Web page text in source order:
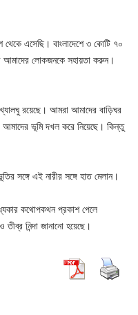
থেকে এসেছি। বাংলাদেশে ৩ কোটি ৭০
আমাদের লোকজনকে সহায়তা করুন।
রয়েছে। আমরা আমাদের বাড়িঘর
আমাদের ভূমি দখল করে নিয়েছে। কিন্তু
সঙ্গে এই নারীর সঙ্গে হাত মেলান।
মধ্যকার কথোপকথন প্রকাশ পেলে
নিন্দা জানানো হয়েছে।